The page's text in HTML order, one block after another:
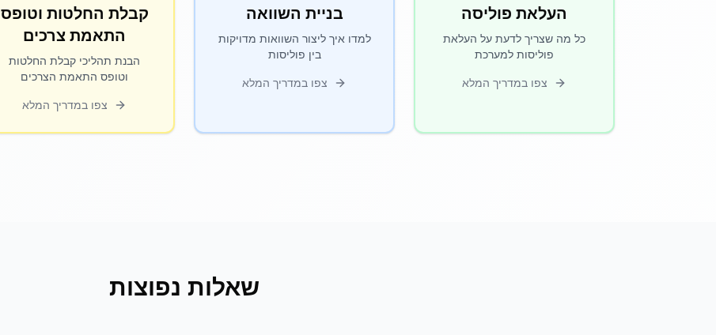
העלאת פוליסה
כל מה שצריך לדעת על העלאת
פוליסות למערכת
צפו במדריך המלא
בניית השוואה
למדו איך ליצור השוואות מדויקות
בין פוליסות
צפו במדריך המלא
קבלת החלטות וטופס
התאמת צרכים
הבנת תהליכי קבלת החלטות
וטופס התאמת הצרכים
צפו במדריך המלא
שאלות נפוצות